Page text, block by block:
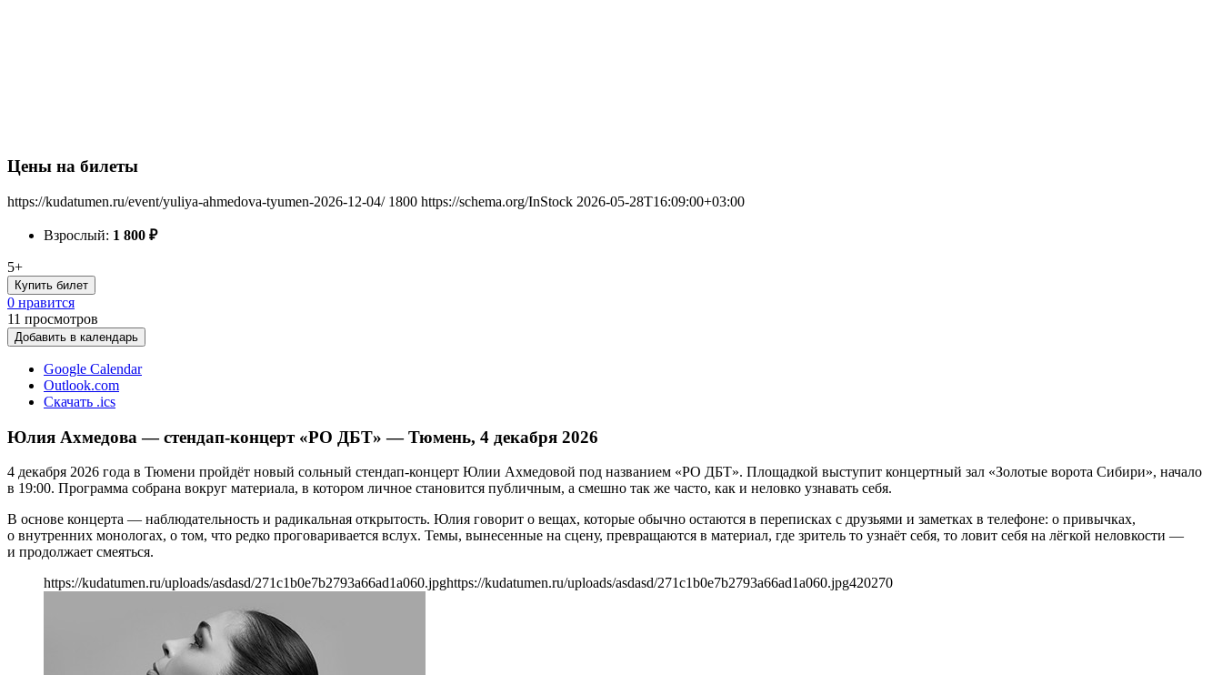
Цены на билеты
https://kudatumen.ru/event/yuliya-ahmedova-tyumen-2026-12-04/ 1800 https://schema.org/InStock 2026-05-28T16:09:00+03:00
Взрослый: 1 800 ₽
5+
Купить билет
0 нравится
11 просмотров
Добавить в календарь
Google Calendar
Outlook.com
Скачать .ics
Юлия Ахмедова — стендап-концерт «РО ДБТ» — Тюмень, 4 декабря 2026
4 декабря 2026 года в Тюмени пройдёт новый сольный стендап-концерт Юлии Ахмедовой под названием «РО ДБТ». Площадкой выступит концертный зал «Золотые ворота Сибири», начало
в 19:00. Программа собрана вокруг материала, в котором личное становится публичным, а смешно так же часто, как и неловко узнавать себя.
В основе концерта — наблюдательность и радикальная открытость. Юлия говорит о вещах, которые обычно остаются в переписках с друзьями и заметках в телефоне: о привычках,
о внутренних монологах, о том, что редко проговаривается вслух. Темы, вынесенные на сцену, превращаются в материал, где зритель то узнаёт себя, то ловит себя на лёгкой неловкости —
и продолжает смеяться.
https://kudatumen.ru/uploads/asdasd/271c1b0e7b2793a66ad1a060.jpghttps://kudatumen.ru/uploads/asdasd/271c1b0e7b2793a66ad1a060.jpg420270